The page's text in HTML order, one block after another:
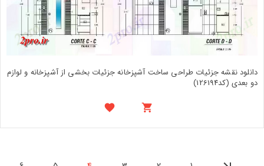
دانلود نقشه جزئیات طراحی ساخت آشپزخانه جزئیات بخشی از آشپزخانه و لوازم
دو بعدی (کد126194)